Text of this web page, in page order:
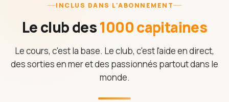
INCLUS DANS L'ABONNEMENT
Le club des1000 capitaines
Le cours, c'est la base. Le club, c'est l'aide en direct,
des sorties en mer et des passionnés partout dans le
monde.